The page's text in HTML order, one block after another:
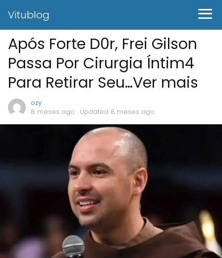
Vitublog
Após Forte D0r, Frei Gilson
Passa Por Cirurgia Íntim4
Para Retirar Seu…Ver mais
ozy
8 meses ago · Updated 8 meses ago